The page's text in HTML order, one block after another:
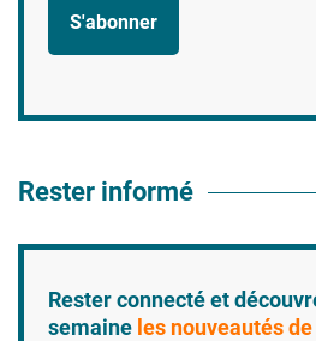
S'abonner
Rester informé
Rester connecté et
semaine les nouveautés